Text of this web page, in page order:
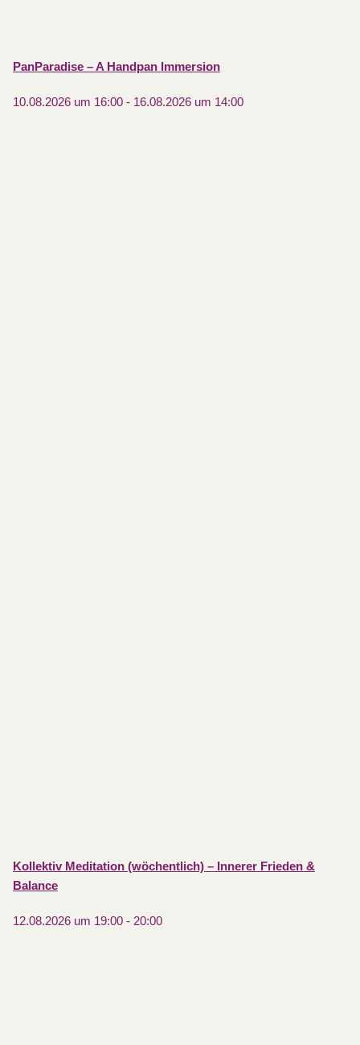
PanParadise – A Handpan Immersion
10.08.2026 um 16:00- 16.08.2026 um 14:00
Kollektiv Meditation (wöchentlich) – Innerer Frieden &
Balance
12.08.2026 um 19:00- 20:00